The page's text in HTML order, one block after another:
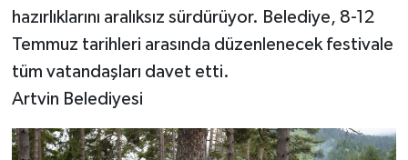
hazırlıklarını aralıksız sürdürüyor. Belediye, 8-12
Temmuz tarihleri arasında düzenlenecek festivale
tüm vatandaşları davet etti.
Artvin Belediyesi